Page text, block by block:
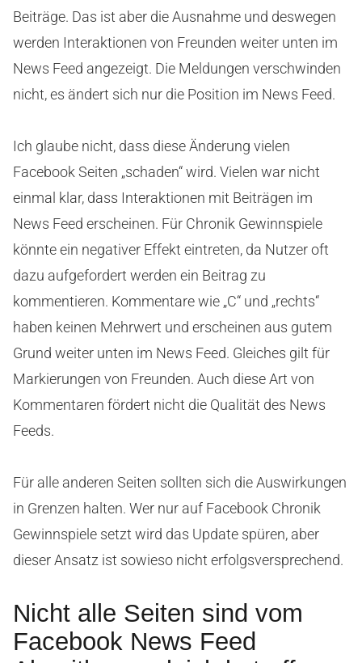
Beiträge. Das ist aber die Ausnahme und deswegen
werden Interaktionen von Freunden weiter unten im
News Feed angezeigt. Die Meldungen verschwinden
nicht, es ändert sich nur die Position im News Feed.
Ich glaube nicht, dass diese Änderung vielen
Facebook Seiten „schaden“ wird. Vielen war nicht
einmal klar, dass Interaktionen mit Beiträgen im
News Feed erscheinen. Für Chronik Gewinnspiele
könnte ein negativer Effekt eintreten, da Nutzer oft
dazu aufgefordert werden ein Beitrag zu
kommentieren. Kommentare wie „C“ und „rechts“
haben keinen Mehrwert und erscheinen aus gutem
Grund weiter unten im News Feed. Gleiches gilt für
Markierungen von Freunden. Auch diese Art von
Kommentaren fördert nicht die Qualität des News
Feeds.
Für alle anderen Seiten sollten sich die Auswirkungen
in Grenzen halten. Wer nur auf Facebook Chronik
Gewinnspiele setzt wird das Update spüren, aber
dieser Ansatz ist sowieso nicht erfolgsversprechend.
Nicht alle Seiten sind vom
Facebook News Feed